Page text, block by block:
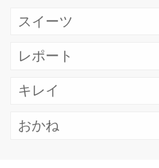
スイーツ
レポート
キレイ
おかね